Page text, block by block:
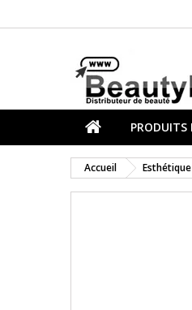
PRODUITS
Accueil Esthétique